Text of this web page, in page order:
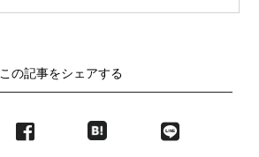
この記事をシェアする